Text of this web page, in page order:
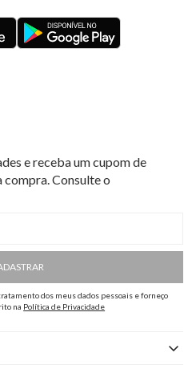
e receba um cupom de
compra. Consulte o
dos meus dados pessoais e forneço
na Política de Privacidade